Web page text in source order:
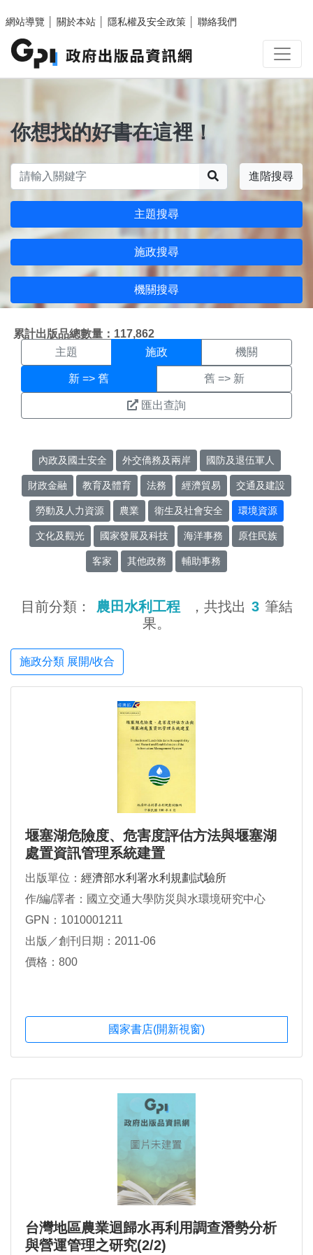
網站導覽
關於本站 隱私權及安全政策 聯絡我們
你想找的好書在這裡！
進階搜尋
主題搜尋
施政搜尋
機關搜尋
累計出版品總數量：117,862
施政搜尋結果頁面
主題 施政 機關
新 => 舊 舊 => 新
匯出查詢
內政及國土安全 外交僑務及兩岸 國防及退伍軍人
財政金融 教育及體育 法務 經濟貿易 交通及建設
勞動及人力資源 農業 衛生及社會安全 環境資源
文化及觀光 國家發展及科技 海洋事務 原住民族
客家 其他政務 輔助事務
目前分類： 農田水利工程 ，共找出 3 筆結
果。
施政分類 展開/收合
堰塞湖危險度、危害度評估方法與堰塞湖
處置資訊管理系統建置
出版單位： 經濟部水利署水利規劃試驗所
作/編/譯者：國立交通大學防災與水環境研究中心
GPN：1010001211
出版／創刊日期：2011-06
價格：800
國家書店(開新視窗)
台灣地區農業迴歸水再利用調查潛勢分析
與營運管理之研究(2/2)